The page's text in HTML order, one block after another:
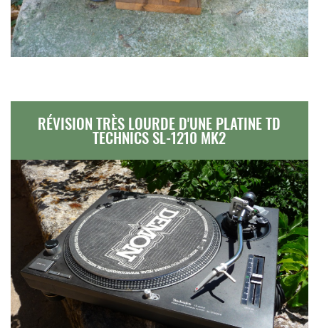
RÉVISION TRÈS LOURDE D'UNE PLATINE TD
TECHNICS SL-1210 MK2